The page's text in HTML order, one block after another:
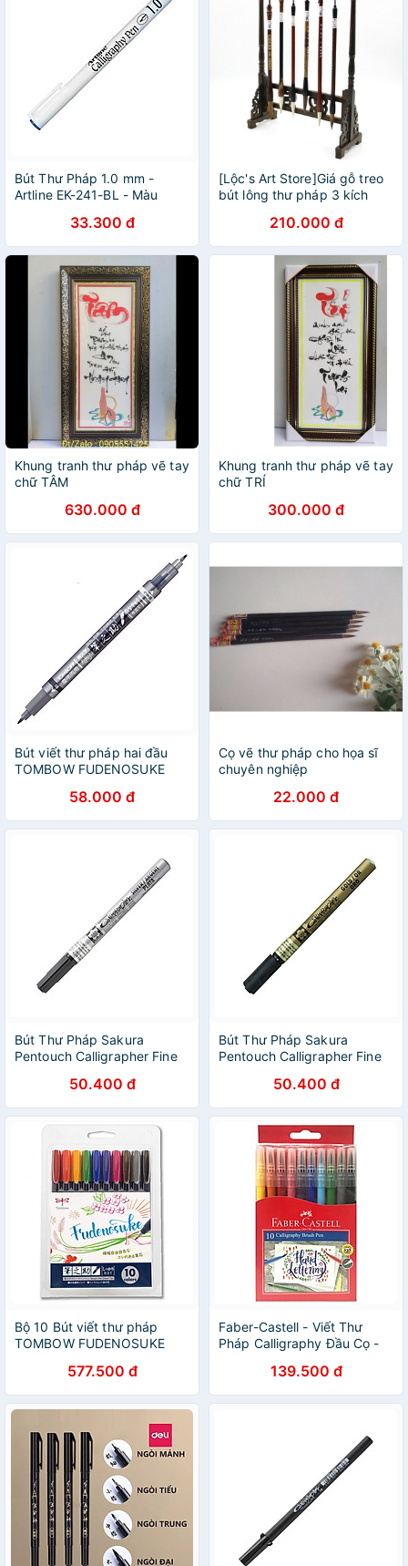
Bút Thư Pháp 1.0 mm -
Artline EK-241-BL - Màu
33.300 đ
[Lộc's Art Store]Giá gỗ treo
bút lông thư pháp 3 kích
210.000 đ
Khung tranh thư pháp vẽ tay
chữ TÂM
630.000 đ
Khung tranh thư pháp vẽ tay
chữ TRÍ
300.000 đ
Bút viết thư pháp hai đầu
TOMBOW FUDENOSUKE
58.000 đ
Cọ vẽ thư pháp cho họa sĩ
chuyên nghiệp
22.000 đ
Bút Thư Pháp Sakura
Pentouch Calligrapher Fine
50.400 đ
Bút Thư Pháp Sakura
Pentouch Calligrapher Fine
50.400 đ
Bộ 10 Bút viết thư pháp
TOMBOW FUDENOSUKE
Lettering dòng màu sắc
577.500 đ
Faber-Castell - Viết Thư
Pháp Calligraphy Đầu Cọ -
139.500 đ